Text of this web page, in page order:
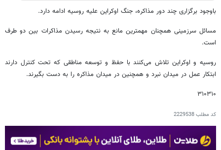
باوجود برگزاری چند دور مذاکره، جنگ اوکراین علیه روسیه ادامه دارد.
مسائل سرزمینی همچنان مهمترین مانع به نتیجه رسیدن مذاکرات بین دو طرف
است.
روسیه و اوکراین تلاش می‌کنند با حفظ و توسعه مناطقی که تحت کنترل دارند
ابتکار عمل در میدان نبرد و همچنین در میدان مذاکره را به دست بگیرند.
۳۱۰۳۱۰
کد مطلب2229538